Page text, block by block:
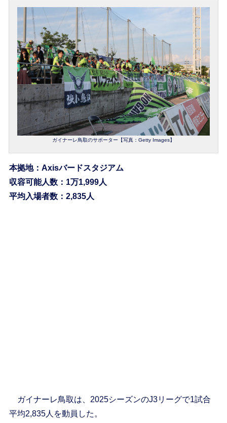
ガイナーレ鳥取のサポーター【写真：Getty Images】
本拠地：Axisバードスタジアム
収容可能人数：1万1,999人
平均入場者数：2,835人
ガイナーレ鳥取は、2025シーズンのJ3リーグで1試合
平均2,835人を動員した。